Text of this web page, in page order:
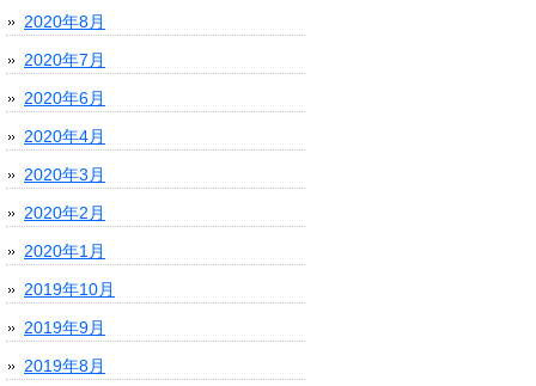
2020年8月
2020年7月
2020年6月
2020年4月
2020年3月
2020年2月
2020年1月
2019年10月
2019年9月
2019年8月